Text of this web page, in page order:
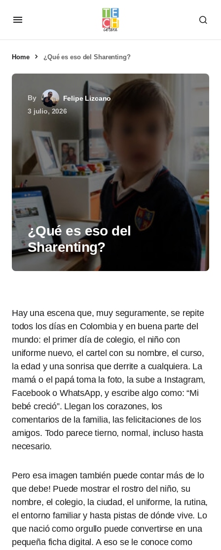
Home ¿Qué es eso del Sharenting?
By
Felipe Lizcano
3 julio, 2026
¿Qué es eso del
Sharenting?
Hay una escena que, muy seguramente, se repite
todos los días en Colombia y en buena parte del
mundo: el primer día de colegio, el niño con
uniforme nuevo, el cartel con su nombre, el curso,
la edad y una sonrisa que derrite a cualquiera. La
mamá o el papá toma la foto, la sube a Instagram,
Facebook o WhatsApp, y escribe algo como: “Mi
bebé creció”. Llegan los corazones, los
comentarios de la familia, las felicitaciones de los
amigos. Todo parece tierno, normal, incluso hasta
necesario.
Pero esa imagen también puede contar más de lo
que debe! Puede mostrar el rostro del niño, su
nombre, el colegio, la ciudad, el uniforme, la rutina,
el entorno familiar y hasta pistas de dónde vive. Lo
que nació como orgullo puede convertirse en una
pequeña ficha digital. A eso se le conoce como